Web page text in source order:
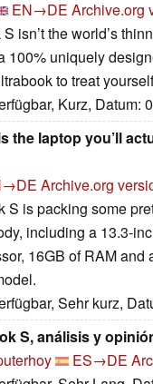
EN→DE Archive.org
isn’t the world’s
100% uniquely
to treat
Kurz, Datum:
the laptop you’ll
Archive.org
S is packing some
including a 13.3-
16GB of RAM and
Sehr kurz,
S, análisis y
ES→DE